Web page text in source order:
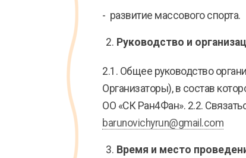
- развитие массового спорта.
Руководство и
2.1. Общее руководство
Организаторы), в состав
ОО «СК Ран4Фан». 2.2.
barunovichyrun@gmail.com
Время и место